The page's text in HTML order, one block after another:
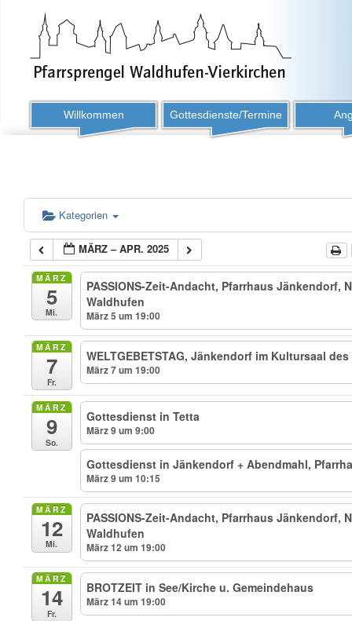
Willkommen Gottesdienste/Termine
Kategorien
MÄRZ – APR. 2025
MÄRZ
5
Mi.
PASSIONS-Zeit-Andacht, Pfarrhaus Jänkendorf,
Waldhufen
März 5 um 19:00
MÄRZ
7
Fr.
WELTGEBETSTAG, Jänkendorf im Kultursaal
März 7 um 19:00
MÄRZ
9
So.
Gottesdienst in Tetta
März 9 um 9:00
Gottesdienst in Jänkendorf + Abendmahl,
März 9 um 10:15
MÄRZ
12
Mi.
PASSIONS-Zeit-Andacht, Pfarrhaus Jänkendorf,
Waldhufen
März 12 um 19:00
MÄRZ
14
Fr.
BROTZEIT in See/Kirche u. Gemeindehaus
März 14 um 19:00